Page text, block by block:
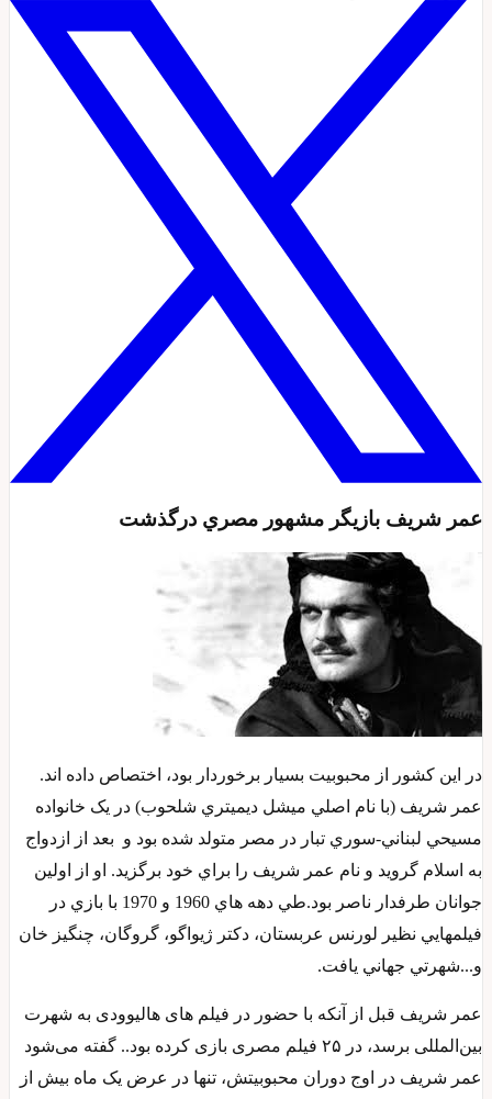
عمر شريف بازيگر مشهور مصري درگذشت
در اين کشور از محبوبيت بسيار برخوردار بود، اختصاص داده اند.
عمر شريف (با نام اصلي ميشل ديميتري شلحوب) در يک خانواده
مسيحي لبناني-سوري تبار در مصر متولد شده بود و بعد از ازدواج
به اسلام گرويد و نام عمر شريف را براي خود برگزيد. او از اولين
جوانان طرفدار ناصر بود.طي دهه هاي 1960 و 1970 با بازي در
فيلمهايي نظير لورنس عربستان، دکتر ژيواگو، گروگان، چنگيز خان
و...شهرتي جهاني يافت.
عمر شریف قبل از آنکه با حضور در فیلم های هالیوودی به شهرت
بین‌المللی برسد، در ۲۵ فیلم مصری بازی کرده بود.. گفته می‌شود
عمر شریف در اوج دوران محبوبیتش، تنها در عرض یک ماه بیش از